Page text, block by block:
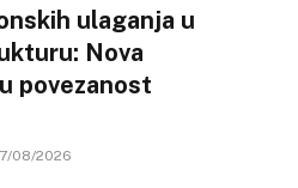
ulaganja u
Nova
povezanost
08/2026